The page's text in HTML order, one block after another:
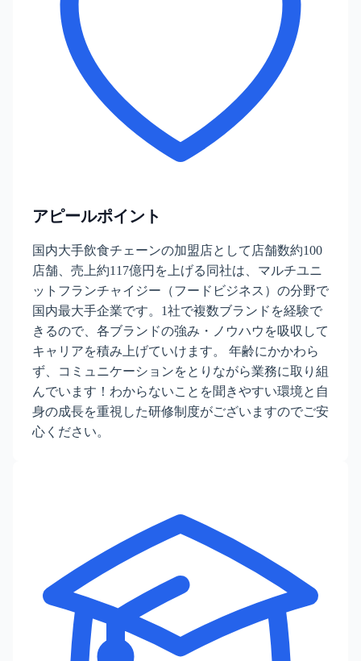
アピールポイント
国内大手飲食チェーンの加盟店として店舗数約100
店舗、売上約117億円を上げる同社は、マルチユニ
ットフランチャイジー（フードビジネス）の分野で
国内最大手企業です。1社で複数ブランドを経験で
きるので、各ブランドの強み・ノウハウを吸収して
キャリアを積み上げていけます。 年齢にかかわら
ず、コミュニケーションをとりながら業務に取り組
んでいます！わからないことを聞きやすい環境と自
身の成長を重視した研修制度がございますのでご安
心ください。